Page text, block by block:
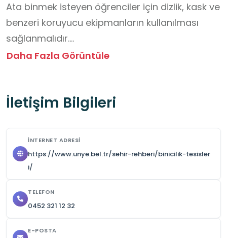
Ata binmek isteyen öğrenciler için dizlik, kask ve
benzeri koruyucu ekipmanların kullanılması
sağlanmalıdır.
Görevlilerin uyarıları dikkate alınmalıdır.
Daha Fazla Görüntüle
İletişim Bilgileri
İNTERNET ADRESI
https://www.unye.bel.tr/sehir-rehberi/binicilik-tesisler
i/
TELEFON
0452 321 12 32
E-POSTA